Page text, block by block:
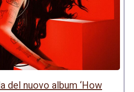
del nuovo album ‘How